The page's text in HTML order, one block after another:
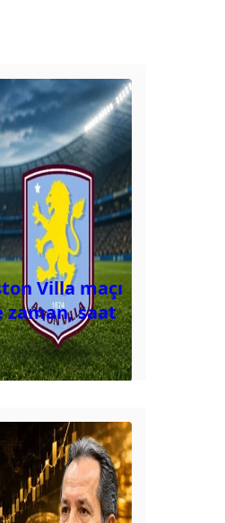
Villa maçı
zaman, saat